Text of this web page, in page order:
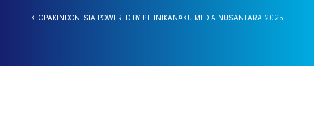
KLOPAKINDONESIA POWERED BY PT. INIKANAKU MEDIA NUSANTARA 2025